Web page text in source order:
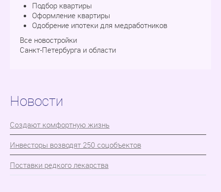
Подбор квартиры
Оформление квартиры
Одобрение ипотеки для медработников
Все новостройки
Санкт-Петербурга и области
Новости
Cоздают комфортную жизнь
Инвесторы возводят 250 соцобъектов
Поставки редкого лекарства